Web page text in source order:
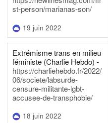
st-person/marianas-son/
19 juin 2022
Extrémisme trans en milieu
féministe (Charlie Hebdo) -
https://charliehebdo.fr/2022/
06/societe/labsurde-
censure-militante-lgbt-
accusee-de-transphobie/
18 juin 2022